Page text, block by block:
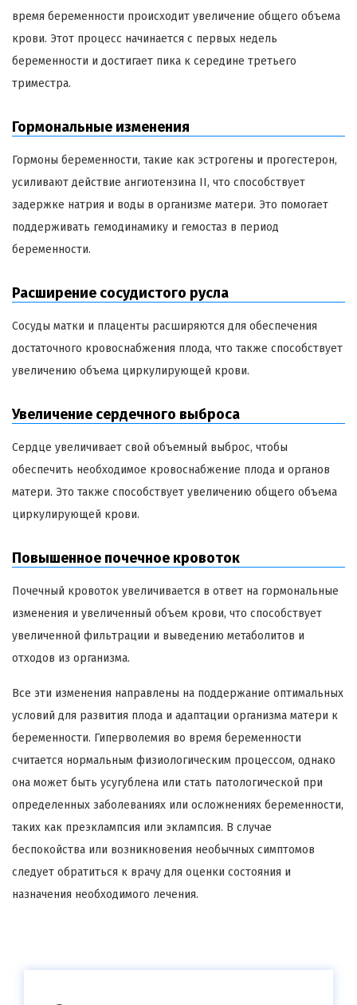
время беременности происходит увеличение общего объема
крови. Этот процесс начинается с первых недель
беременности и достигает пика к середине третьего
триместра.
Гормональные изменения
Гормоны беременности, такие как эстрогены и прогестерон,
усиливают действие ангиотензина II, что способствует
задержке натрия и воды в организме матери. Это помогает
поддерживать гемодинамику и гемостаз в период
беременности.
Расширение сосудистого русла
Сосуды матки и плаценты расширяются для обеспечения
достаточного кровоснабжения плода, что также способствует
увеличению объема циркулирующей крови.
Увеличение сердечного выброса
Сердце увеличивает свой объемный выброс, чтобы
обеспечить необходимое кровоснабжение плода и органов
матери. Это также способствует увеличению общего объема
циркулирующей крови.
Повышенное почечное кровоток
Почечный кровоток увеличивается в ответ на гормональные
изменения и увеличенный объем крови, что способствует
увеличенной фильтрации и выведению метаболитов и
отходов из организма.
Все эти изменения направлены на поддержание оптимальных
условий для развития плода и адаптации организма матери к
беременности. Гиперволемия во время беременности
считается нормальным физиологическим процессом, однако
она может быть усугублена или стать патологической при
определенных заболеваниях или осложнениях беременности,
таких как преэклампсия или эклампсия. В случае
беспокойства или возникновения необычных симптомов
следует обратиться к врачу для оценки состояния и
назначения необходимого лечения.